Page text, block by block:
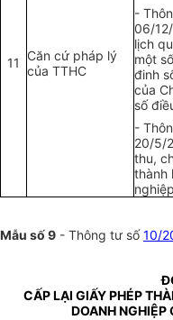
11
Căn cứ pháp lý
của TTHC
-
06/
lịch
một
đinh
của
số
-
20/5/
thu,
thành
Mẫu số 9 - Thông tư số10/
CẤP LẠI GIẤY PHÉP
DOANH NGHIỆP